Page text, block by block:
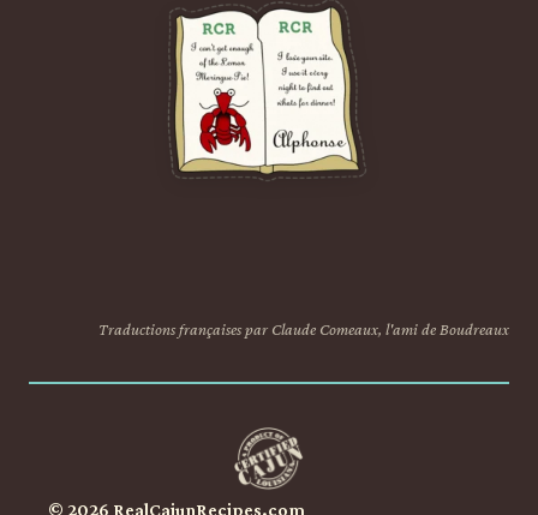
Traductions françaises par Claude Comeaux, l'ami de Boudreaux
© 2026 RealCajunRecipes.com